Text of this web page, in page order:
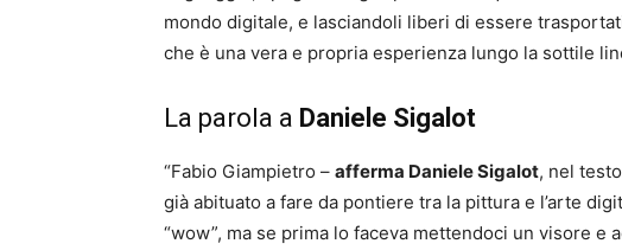
mondo digitale, e lasciandoli liberi di essere
che è una vera e propria esperienza lungo la sottile
La parola a Daniele Sigalot
“Fabio Giampietro – afferma Daniele Sigalot, nel
già abituato a fare da pontiere tra la pittura e l’arte
“wow”, ma se prima lo faceva mettendoci un visore e